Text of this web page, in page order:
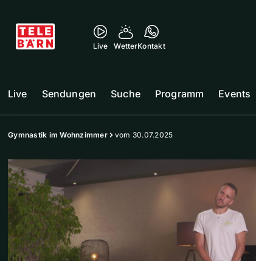
Live WetterKontakt
Live Sendungen Suche Programm Events
Gymnastik im Wohnzimmer vom 30.07.2025